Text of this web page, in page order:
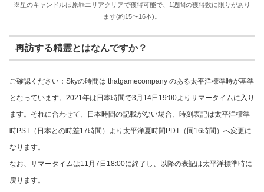
※星のキャンドルは原罪エリアクリアで獲得可能で、1週間の獲得数に限りがあり
ます(約15〜16本)。
再訪する精霊とはなんですか？
ご確認ください：Skyの時間は thatgamecompany のある太平洋標準時が基準
となっています。2021年は日本時間で3月14日19:00よりサマータイムに入り
ます。それに合わせて、日本時間の記載がない場合、時刻表記は太平洋標準
時PST（日本との時差17時間）より太平洋夏時間PDT（同16時間）へ変更に
なります。
なお、サマータイムは11月7日18:00に終了し、以降の表記は太平洋標準時に
戻ります。